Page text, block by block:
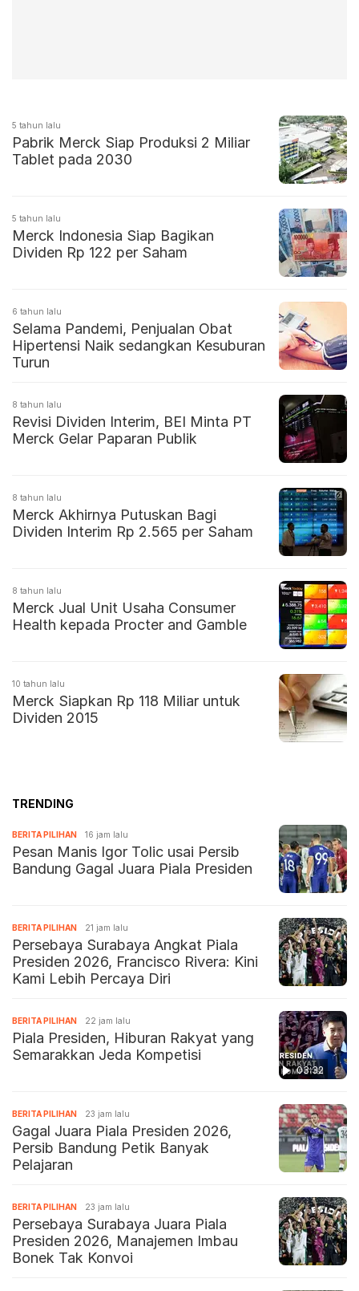
5 tahun lalu
Pabrik Merck Siap Produksi 2 Miliar
Tablet pada 2030
5 tahun lalu
Merck Indonesia Siap Bagikan
Dividen Rp 122 per Saham
6 tahun lalu
Selama Pandemi, Penjualan Obat
Hipertensi Naik sedangkan Kesuburan
Turun
8 tahun lalu
Revisi Dividen Interim, BEI Minta PT
Merck Gelar Paparan Publik
8 tahun lalu
Merck Akhirnya Putuskan Bagi
Dividen Interim Rp 2.565 per Saham
8 tahun lalu
Merck Jual Unit Usaha Consumer
Health kepada Procter and Gamble
10 tahun lalu
Merck Siapkan Rp 118 Miliar untuk
Dividen 2015
TRENDING
BERITA PILIHAN 16 jam lalu
Pesan Manis Igor Tolic usai Persib
Bandung Gagal Juara Piala Presiden
BERITA PILIHAN 21 jam lalu
Persebaya Surabaya Angkat Piala
Presiden 2026, Francisco Rivera: Kini
Kami Lebih Percaya Diri
03:32
BERITA PILIHAN 22 jam lalu
Piala Presiden, Hiburan Rakyat yang
Semarakkan Jeda Kompetisi
BERITA PILIHAN 23 jam lalu
Gagal Juara Piala Presiden 2026,
Persib Bandung Petik Banyak
Pelajaran
BERITA PILIHAN 23 jam lalu
Persebaya Surabaya Juara Piala
Presiden 2026, Manajemen Imbau
Bonek Tak Konvoi